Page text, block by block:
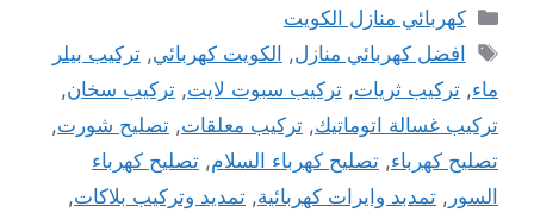
التصنيفات
كهربائي منازل الكويت
الوسوم
افضل كهربائي منازل, الكويت كهربائي,تركيب بيلر
ماء, تركيب ثريات, تركيب سبوت لايت, تركيب سخان,
تركيب غسالة اتوماتيك, تركيب معلقات, تصليح شورت,
تصليح كهرباء, تصليح كهرباء السلام, تصليح كهرباء
السور , تمدبد وايرات كهربائية, تمديد وتركيب بلاكات,